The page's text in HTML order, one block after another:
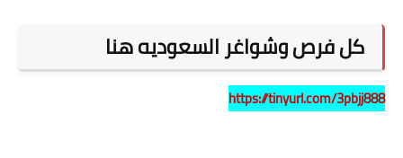
كل فرص وشواغر السعوديه هنا
https://tinyurl.com/3pbjj888